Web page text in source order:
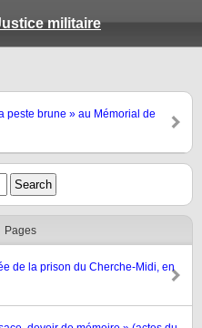
militaire
peste brune » au Mémorial de
Pages
de la prison du Cherche-Midi, en